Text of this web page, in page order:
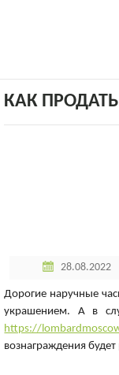
КАК
28.08.2022
Дорогие наручные
украшением. А в
https://
вознаграждения